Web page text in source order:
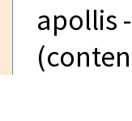
apollis